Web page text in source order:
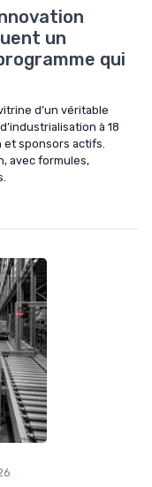
un
qui
d’un véritable
à 18
sponsors actifs.
avec formules,